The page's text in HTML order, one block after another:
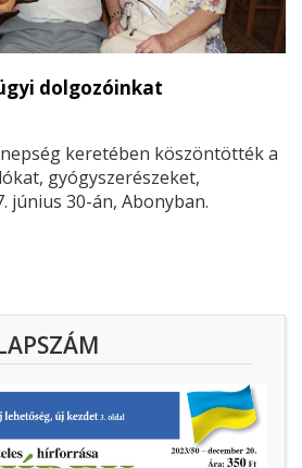
dolgozóinkat
keretében köszöntötték a
gyógyszerészeket,
június 30-án, Abonyban.